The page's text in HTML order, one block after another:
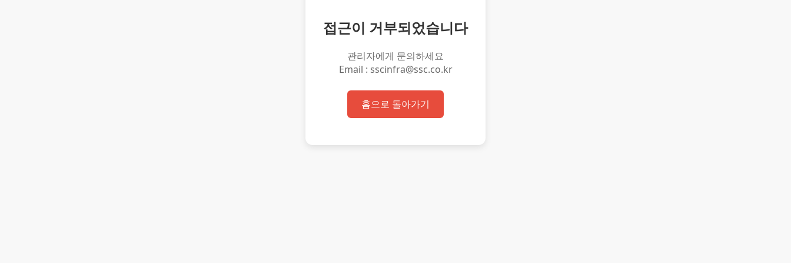
접근이 거부되었습니다
관리자에게 문의하세요
Email : sscinfra@ssc.co.kr
홈으로 돌아가기